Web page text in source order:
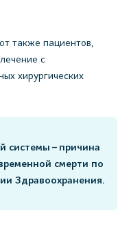
также пациентов,
с
хирургических
системы – причина
смерти по
Здравоохранения.